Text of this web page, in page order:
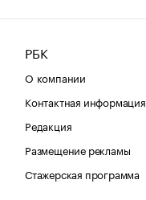
РБК
О компании
Контактная информация
Редакция
Размещение рекламы
Стажерская программа